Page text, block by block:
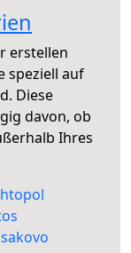
erstellen
speziell auf
Diese
davon, ob
Ihres